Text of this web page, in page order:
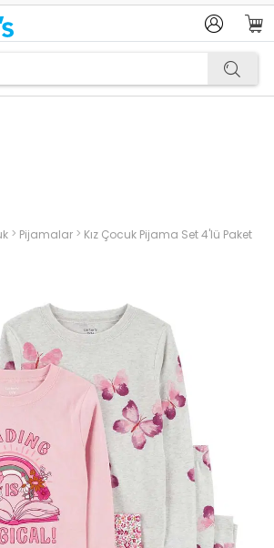
> Pijamalar > Kız Çocuk Pijama Set 4'lü Paket
eklenmiştir.